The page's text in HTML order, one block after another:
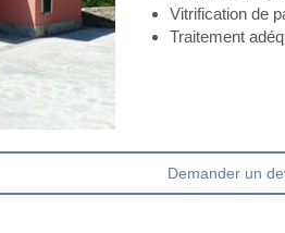
Vitrification de
Traitement
Demander un